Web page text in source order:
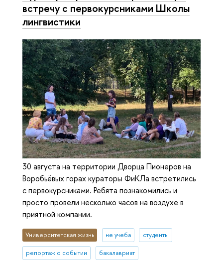
встречу с пер­во­курс­ни­ка­ми Школы
лингвистики
30 августа на территории Дворца Пионеров на
Воробьёвых горах кураторы ФиКЛа встретились
с первокурсниками. Ребята познакомились и
просто провели несколько часов на воздухе в
приятной компании.
Университетская жизнь не учеба студенты
репортаж о событии бакалавриат